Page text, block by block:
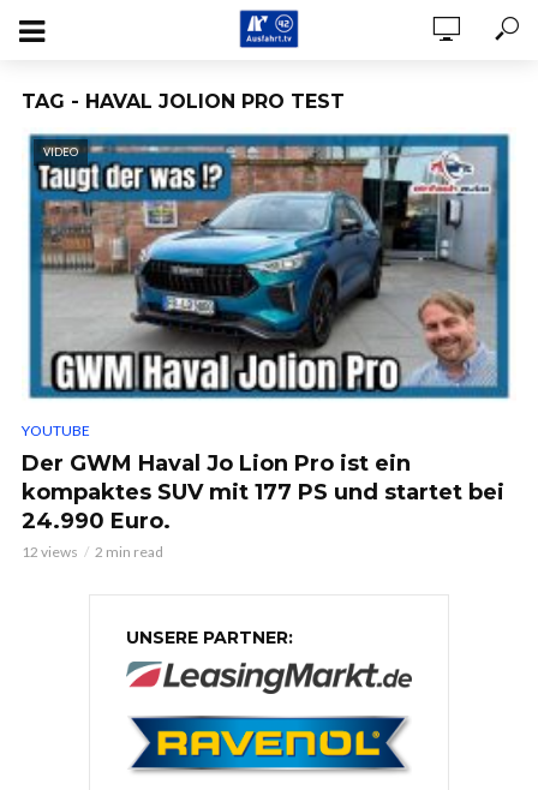
TAG - HAVAL JOLION PRO TEST
VIDEO
YOUTUBE
Der GWM Haval Jo Lion Pro ist ein
kompaktes SUV mit 177 PS und startet bei
24.990 Euro.
12 views 2 min read
UNSERE PARTNER: